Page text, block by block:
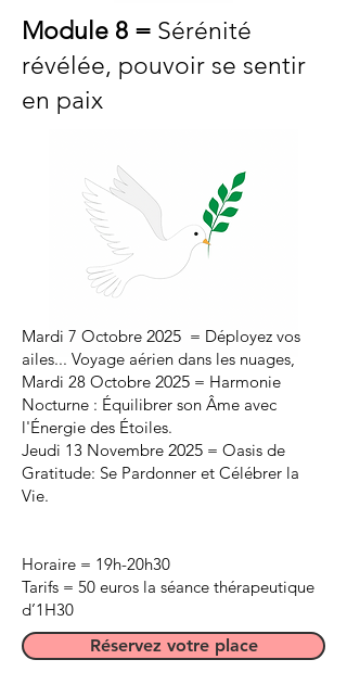
Module 8 = Sérénité
révélée, pouvoir se sentir
en paix
Mardi 7 Octobre 2025 = Déployez vos
ailes... Voyage aérien dans les nuages,
Mardi 28 Octobre 2025 = Harmonie
Nocturne : Équilibrer son Âme avec
l'Énergie des Étoiles.
Jeudi 13 Novembre 2025 = Oasis de
Gratitude: Se Pardonner et Célébrer la
Vie.
Horaire = 19h-20h30
Tarifs = 50 euros la séance thérapeutique
d’1H30
Réservez votre place